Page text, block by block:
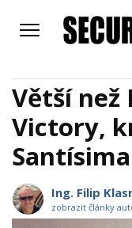
Větší než
Victory,
Ing. Filip
zobrazit články